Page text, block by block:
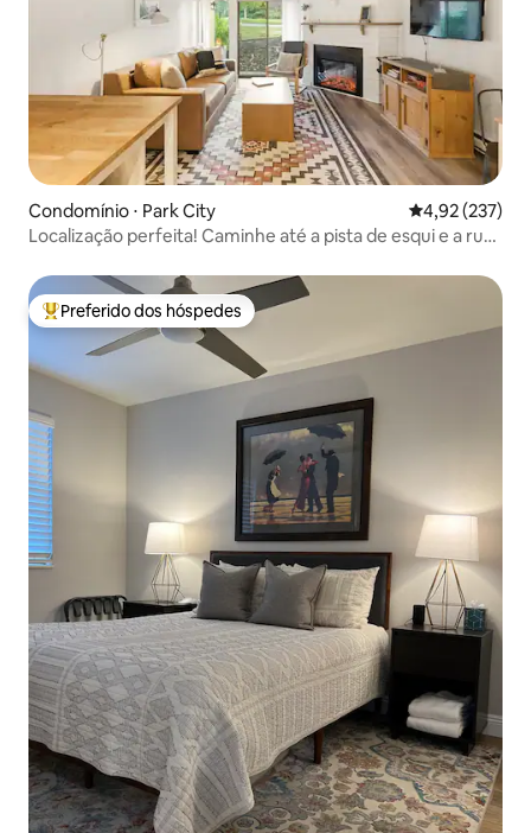
Condomínio ⋅ Park City 4,92 de uma
4,92 (237)
Localização perfeita! Caminhe até a pista de esqui e a rua
Entre os melhores preferidos dos hóspedes
Preferido dos hóspedes